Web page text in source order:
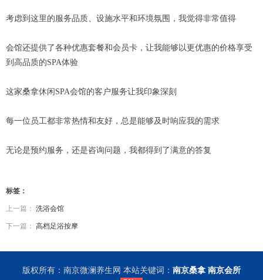
考虑到这里的服务品质、设施水平和环境氛围，我觉得非常值得
会馆还提供了各种优惠套餐和会员卡，让我能够以更优惠的价格享受
到高品质的SPA体验
这家桑拿休闲SPA会馆的客户服务让我印象深刻
每一位员工都非常热情和友好，总是能够及时响应我的需求
无论是预约服务，还是咨询问题，我都得到了满意的答复
标签：
上一篇： 洗浴会馆
下一篇： 高档足浴按摩
版权所有：南京微澜养生网 本站关键词： 南京桑拿 南京会所